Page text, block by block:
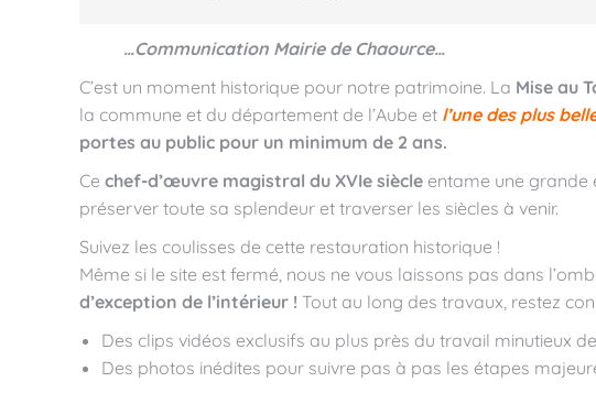
…Communication Mairie de Chaource…
C’est un moment historique pour notre patrimoine. La Mise au
la commune et du département de l’Aube et l’une des plus
portes au public pour un minimum de 2 ans.
Ce chef-d’œuvre magistral du XVIe siècle entame une grande
préserver toute sa splendeur et traverser les siècles à venir.
Suivez les coulisses de cette restauration historique !
Même si le site est fermé, nous ne vous laissons pas dans
d’exception de l’intérieur ! Tout au long des travaux, restez
Des clips vidéos exclusifs au plus près du travail minutieux
Des photos inédites pour suivre pas à pas les étapes